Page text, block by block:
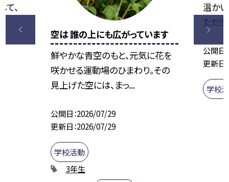
、
空は 誰の上にも広がっています
鮮やかな青空のもと、元気に花を
咲かせる運動場のひまわり。その
見上げた空には、まっ...
公開日 2026/07/29
更新日 2026/07/29
学校活動
3年生
温か
ただ
公開日
更新日
学校